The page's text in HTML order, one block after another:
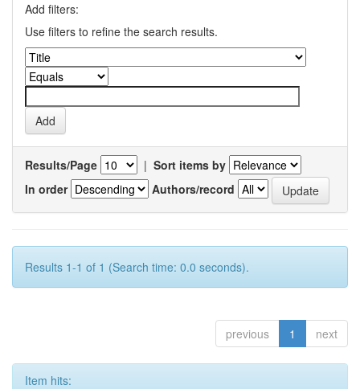
Add filters:
Use filters to refine the search results.
Results/Page | Sort items by
In order
Authors/record
Results 1-1 of 1 (Search time: 0.0 seconds).
previous 1 next
Item hits: